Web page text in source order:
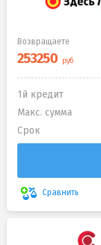
Возвращаете
1й кредит
Макс. сумма
Срок
Сравнить